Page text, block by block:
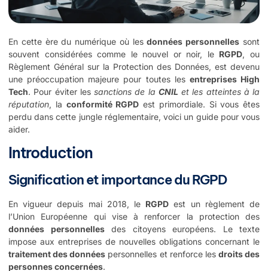
En cette ère du numérique où lesdonnées personnelles sont
souvent considérées comme le nouvel or noir, le RGPD, ou
Règlement Général sur la Protection des Données, est devenu
une préoccupation majeure pour toutes les entreprises High
Tech. Pour éviter les sanctions de la CNIL et les atteintes à la
réputation, la conformité RGPD est primordiale. Si vous êtes
perdu dans cette jungle réglementaire, voici un guide pour vous
aider.
Introduction
Signification et importance du RGPD
En vigueur depuis mai 2018, le RGPD est un règlement de
l’Union Européenne qui vise à renforcer la protection des
données personnellesdes citoyens européens. Le texte
impose aux entreprises de nouvelles obligations concernant le
traitement des données personnelles et renforce les droits des
personnes concernées.